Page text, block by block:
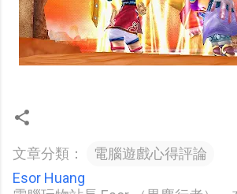
文章分類：
電腦遊戲心得評論
Esor Huang